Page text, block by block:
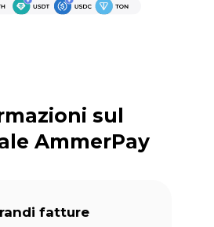
sul
AmmerPay
fatture